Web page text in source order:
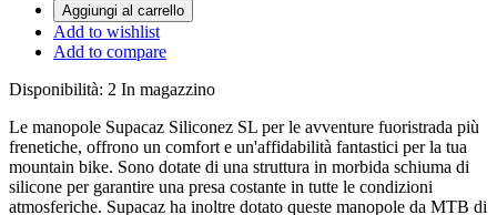
Aggiungi al carrello
Add to wishlist
Add to compare
Disponibilità: 2 In magazzino
Le manopole Supacaz Siliconez SL per le avventure fuoristrada più
frenetiche, offrono un comfort e un'affidabilità fantastici per la tua
mountain bike. Sono dotate di una struttura in morbida schiuma di
silicone per garantire una presa costante in tutte le condizioni
atmosferiche. Supacaz ha inoltre dotato queste manopole da MTB di